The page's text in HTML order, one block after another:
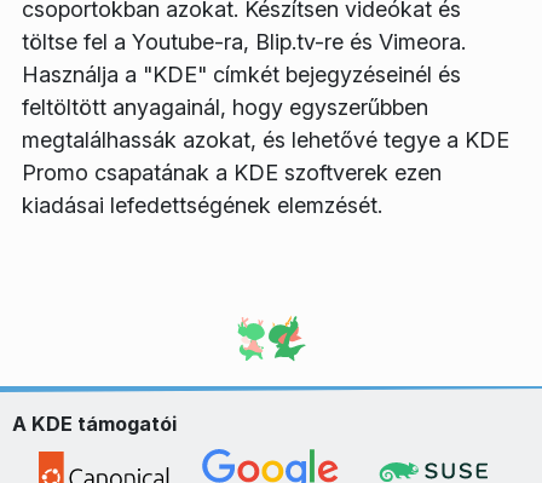
csoportokban azokat. Készítsen videókat és
töltse fel a Youtube-ra, Blip.tv-re és Vimeora.
Használja a "KDE" címkét bejegyzéseinél és
feltöltött anyagainál, hogy egyszerűbben
megtalálhassák azokat, és lehetővé tegye a KDE
Promo csapatának a KDE szoftverek ezen
kiadásai lefedettségének elemzését.
A KDE támogatói